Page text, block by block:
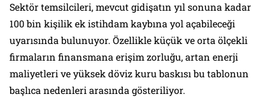
Sektör temsilcileri, mevcut gidişatın yıl sonuna kadar
100 bin kişilik ek istihdam kaybına yol açabileceği
uyarısında bulunuyor. Özellikle küçük ve orta ölçekli
firmaların finansmana erişim zorluğu, artan enerji
maliyetleri ve yüksek döviz kuru baskısı bu tablonun
başlıca nedenleri arasında gösteriliyor.